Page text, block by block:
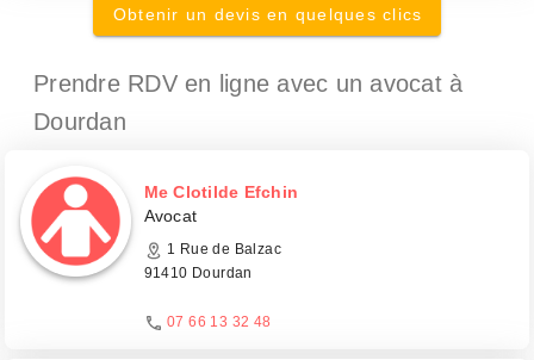
Obtenir un devis en quelques clics
Prendre RDV en ligne avec un avocat à
Dourdan
Me Clotilde Efchin
Avocat
1 Rue de Balzac
91410 Dourdan
07 66 13 32 48